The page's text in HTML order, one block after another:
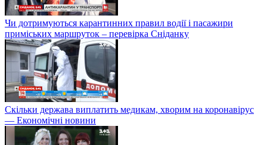
Чи дотримуються карантинних правил водії і пасажири
приміських маршруток – перевірка Сніданку
Скільки держава виплатить медикам, хворим на коронавірус
— Економічні новини